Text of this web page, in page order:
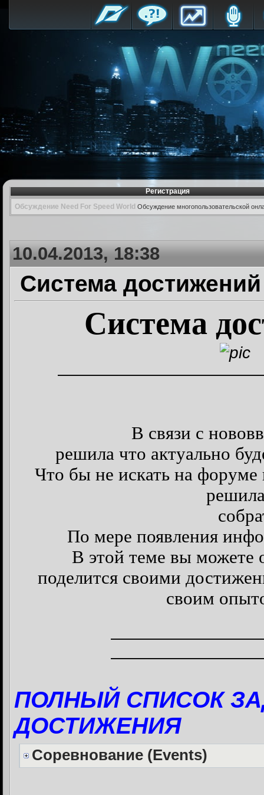
Регистрация
Обсуждение Need For Speed World Обсуждение многопользовательской
10.04.2013, 18:38
Система
Система
В связи с
решила что актуально
Что бы не искать на
По мере появления
В этой теме вы можете
поделится своими
своим
ПОЛНЫЙ СПИСОК
ДОСТИЖЕНИЯ
Соревнование (Events)